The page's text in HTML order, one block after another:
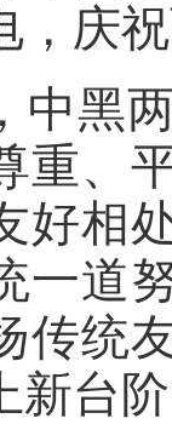
，庆
中黑
重、
好相
一道
传统
新台